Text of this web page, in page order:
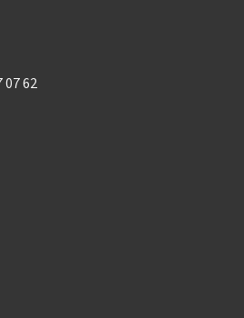
07 62